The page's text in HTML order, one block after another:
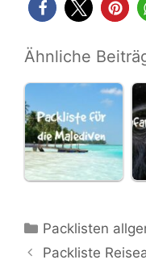
Ähnliche
Kategorien
Packlisten
Packliste